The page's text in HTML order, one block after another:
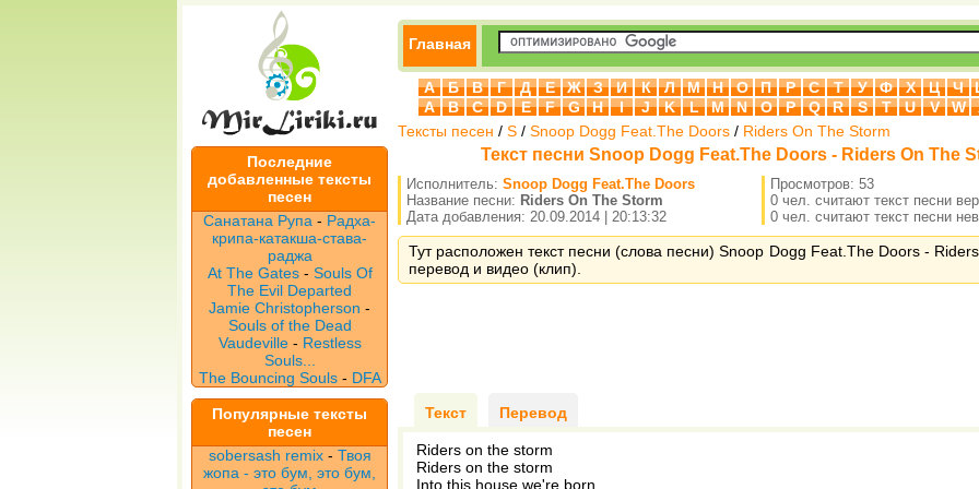
Последние
добавленные тексты
песен
Санатана Рупа - Радха-
крипа-катакша-става-
раджа
At The Gates- Souls Of
The Evil Departed
Jamie Christopherson -
Souls of the Dead
Vaudeville - Restless
Souls...
The Bouncing Souls- DFA
Популярные тексты
песен
sobersash remix- Твоя
жопа - это бум, это бум,
Главная
А Б В Г Д Е Ж З И К Л М Н О П Р С Т У Ф Х Ц Ч
A
B C D E F G H I J K L M N O P Q R S T U V W
Тексты песен / S / Snoop Dogg Feat.The Doors / Riders On The Storm
Текст песни Snoop Dogg Feat.The Doors - Riders On The
Исполнитель: Snoop Dogg Feat.The Doors
Название песни: Riders On The Storm
Дата добавления: 20.09.2014 | 20:13:32
Просмотров: 53
0 чел. считают текст песни
0 чел. считают текст песни
Тут расположен текст песни (слова песни) Snoop Dogg Feat.The Doors -
перевод и видео (клип).
Текст Перевод
Riders on the storm
Riders on the storm
Into this house we're born